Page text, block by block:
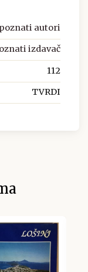
autori
izdavač
112
TVRDI